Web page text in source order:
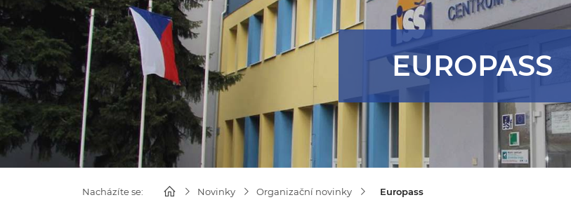
EUROPASS
Nacházíte se: Novinky Organizační novinky Europass